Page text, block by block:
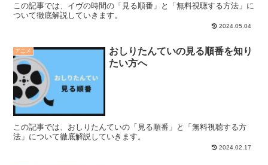
この記事では、イヴの時間の「見る順番」と「無料視聴する方法」に
ついて徹底解説していきます。
2024.05.04
アニメ
おしりたんていの見る順番を知り
たい方へ
この記事では、おしりたんていの「見る順番」と「無料視聴する方
法」について徹底解説していきます。
2024.02.17